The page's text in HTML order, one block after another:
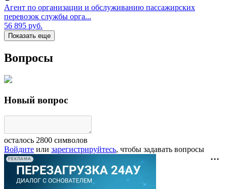
Агент по организации и обслуживанию пассажирских
перевозок службы орга...
56 895 руб.
Показать еще
Вопросы
Новый вопрос
осталось 2800 символов
Войдите или зарегистрируйтесь, чтобы задавать вопросы
РЕКЛАМА